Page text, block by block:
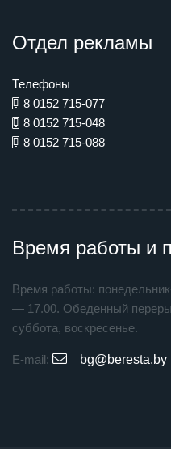
Отдел рекламы
Телефоны
8 0152 715-077
8 0152 715-048
8 0152 715-088
Время работы и
Время работы:
— 17.00. Обеденный
суббота, воскресенье.
E-mail: bg@beresta.by